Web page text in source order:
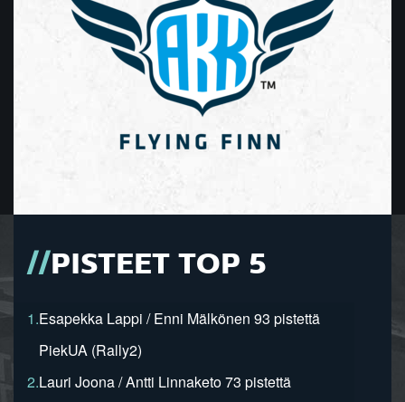
PISTEET TOP 5
1.Esapekka Lappi / Enni Mälkönen 93 pistettä
PiekUA (Rally2)
2.Lauri Joona / Antti Linnaketo 73 pistettä